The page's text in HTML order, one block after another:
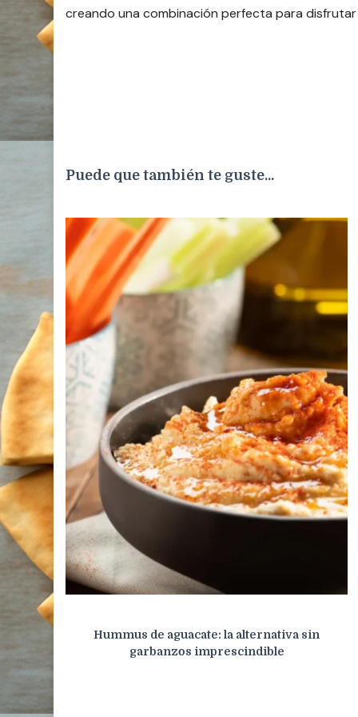
creando una combinación perfecta para
Puede que también te guste...
Hummus de aguacate: la alternativa sin
garbanzos imprescindible